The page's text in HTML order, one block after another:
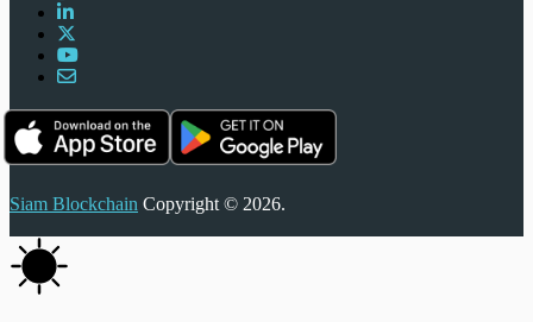
Siam Blockchain Copyright © 2026.